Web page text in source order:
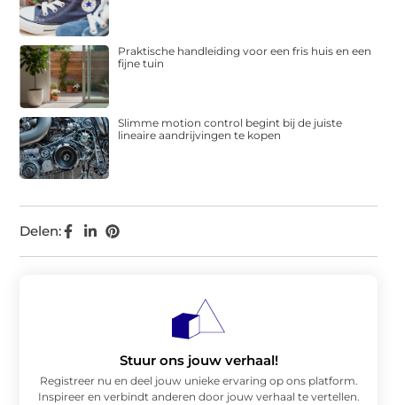
Delen:
Praktische handleiding voor een fris huis en een
fijne tuin
Slimme motion control begint bij de juiste
lineaire aandrijvingen te kopen
Stuur ons jouw verhaal!
Registreer nu en deel jouw unieke ervaring op ons platform.
Inspireer en verbindt anderen door jouw verhaal te vertellen.